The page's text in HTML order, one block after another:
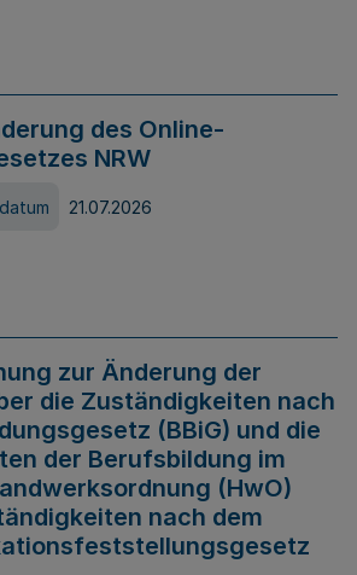
des Online-
NRW
21.07.2026
zur Änderung der
die Zuständigkeiten nach
(BBiG) und die
der Berufsbildung im
(HwO)
nach dem